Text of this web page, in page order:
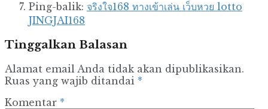
Ping-balik: จริงใจ168 ทางเข้าเล่น เว็บหวย lotto
JINGJAI168
Tinggalkan Balasan
Alamat email Anda tidak akan dipublikasikan.
Ruas yang wajib ditandai *
Komentar *